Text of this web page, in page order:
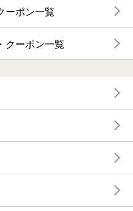
ーポン一覧
クーポン一覧